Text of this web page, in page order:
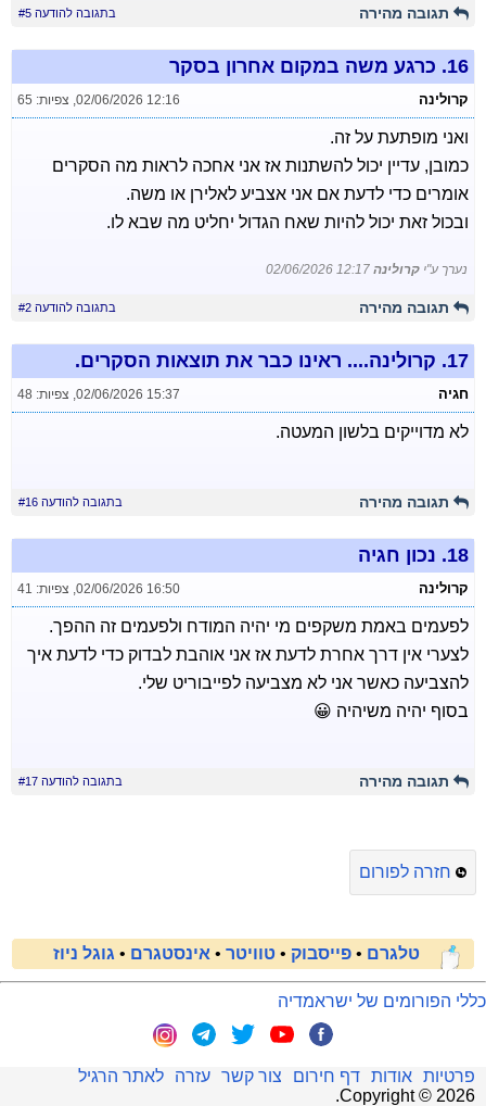
תגובה מהירה בתגובה להודעה #5
16. כרגע משה במקום אחרון בסקר
קרולינה 02/06/2026 12:16
, צפיות: 65
ואני מופתעת על זה.
כמובן, עדיין יכול להשתנות אז אני אחכה לראות מה הסקרים
אומרים כדי לדעת אם אני אצביע לאלירן או משה.
ובכול זאת יכול להיות שאח הגדול יחליט מה שבא לו.
נערך ע"י קרולינה 02/06/2026 12:17
תגובה מהירה בתגובה להודעה #2
17. קרולינה.... ראינו כבר את תוצאות הסקרים.
חגיה 02/06/2026 15:37
, צפיות: 48
לא מדוייקים בלשון המעטה.
תגובה מהירה בתגובה להודעה #16
18. נכון חגיה
קרולינה 02/06/2026 16:50
, צפיות: 41
לפעמים באמת משקפים מי יהיה המודח ולפעמים זה ההפך.
לצערי אין דרך אחרת לדעת אז אני אוהבת לבדוק כדי לדעת איך
להצביעה כאשר אני לא מצביעה לפייבוריט שלי.
בסוף יהיה משיהיה 😀
תגובה מהירה בתגובה להודעה #17
חזרה לפורום
טלגרם • פייסבוק • טוויטר • אינסטגרם • גוגל ניוז
כללי הפורומים של ישראמדיה
פרטיות אודות דף חירום צור קשר עזרה
לאתר הרגיל
Copyright © 2026
.